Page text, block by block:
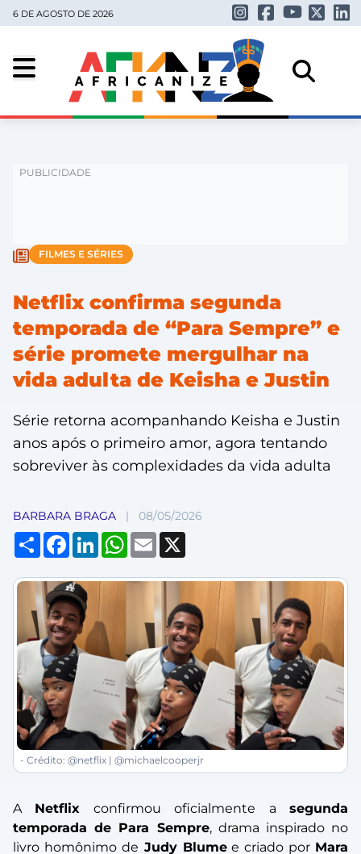
6 DE AGOSTO DE 2026
FILMES E SÉRIES
Netflix confirma segunda
temporada de “Para Sempre” e
série promete mergulhar na
vida adulta de Keisha e Justin
Série retorna acompanhando Keisha e Justin
anos após o primeiro amor, agora tentando
sobreviver às complexidades da vida adulta
BARBARA BRAGA | 08/05/2026
Compartilhar
Facebook
LinkedInWhatsApp
Email
- Crédito: @netflix | @michaelcooperjr
A Netflix confirmou oficialmente asegunda
temporada de Para Sempre, drama inspirado no
livro homônimo de Judy Blumee criado por Mara